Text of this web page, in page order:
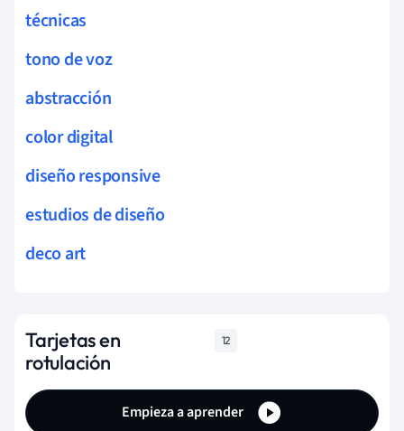
técnicas
tono de voz
abstracción
color digital
diseño responsive
estudios de diseño
deco art
Tarjetas en
rotulación
12
Empieza a aprender